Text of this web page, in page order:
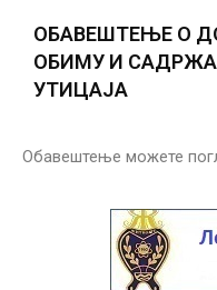
ОБАВЕШТЕЊЕ О
ОБИМУ И
УТИЦАЈА
Обавештење можете